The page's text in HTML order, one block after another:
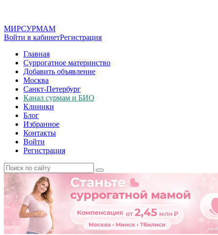
МИРСУРМАМ
Войти в кабинетРегистрация
Главная
Суррогатное материнство
Добавить объявление
Москва
Санкт-Петербург
Канал сурмам и БИО
Клиники
Блог
Избранное
Контакты
Войти
Регистрация